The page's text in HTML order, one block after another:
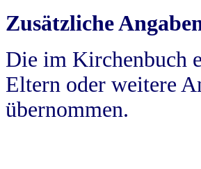
Zusätzliche
Die im Kirchenbuch
Eltern oder weitere
übernommen.